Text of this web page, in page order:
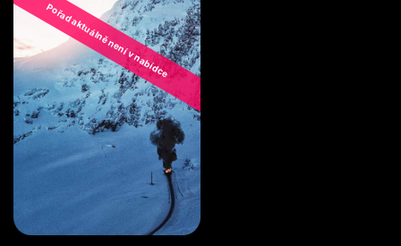
Pořad aktuálně není v nabídce